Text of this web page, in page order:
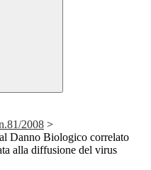
2008 >
Danno Biologico correlato
alla diffusione del virus